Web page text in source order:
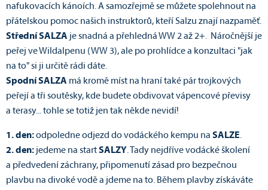
nafukovacích kánoích. A samozřejmě se můžete spolehnout na
přátelskou pomoc našich instruktorů, kteří Salzu znají nazpaměť.
Střední SALZA je snadná a přehledná WW 2 až 2+. Náročnější je
peřej ve Wildalpenu (WW 3), ale po prohlídce a konzultaci "jak
na to" si ji určitě rádi dáte.
Spodní SALZA má kromě míst na hraní také pár trojkových
peřejí a tři soutěsky, kde budete obdivovat vápencové převisy
a terasy... tohle se totiž jen tak někde nevidí!
1. den:odpoledne odjezd do vodáckého kempu na SALZE.
2. den: jedeme na startSALZY. Tady nejdříve vodácké školení
a předvedení záchrany, připomenutí zásad pro bezpečnou
plavbu na divoké vodě a jdeme na to. Během plavby získáváte